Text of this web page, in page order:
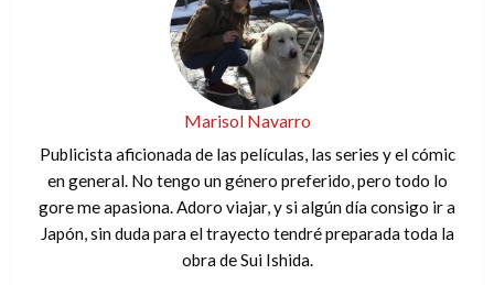
Marisol Navarro
Publicista aficionada de las películas, las series y el cómic
en general. No tengo un género preferido, pero todo lo
gore me apasiona. Adoro viajar, y si algún día consigo ir a
Japón, sin duda para el trayecto tendré preparada toda la
obra de Sui Ishida.